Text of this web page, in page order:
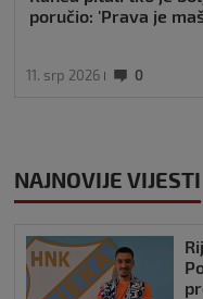
poručio: 'Prava je
11. srp 2026 0
NAJNOVIJE VIJESTI